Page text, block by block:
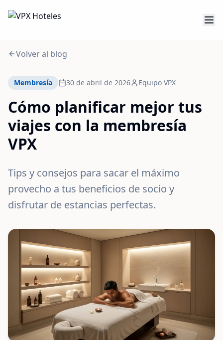
Volver al blog
Membresía 30 de abril de 2026 Equipo VPX
Cómo planificar mejor tus
viajes con la membresía
VPX
Tips y consejos para sacar el máximo
provecho a tus beneficios de socio y
disfrutar de estancias perfectas.